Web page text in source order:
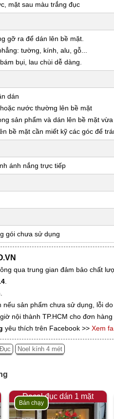
mặt sau màu trắng đục
gỡ ra để dán lên bề mặt.
tường, kính, alu, gỗ...
bụi, lau chùi dễ dàng.
dán
nước thường lên bề mặt
sản phẩm và dán lên bề mặt
bề mặt cần miết kỹ các góc để
ánh nắng trực tiếp
gói chưa sử dụng
qua trung gian đảm bảo chất
.
nếu sản phẩm chưa sử dụng, lỗi
nội thành TP.HCM cho đơn
yêu thích trên Facebook >> Xem
Noel kính 4 mét
Decal đục dán 1 mặt
Bán chạy